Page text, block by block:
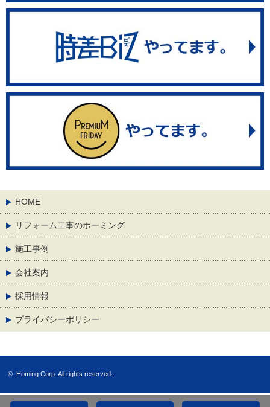
HOME
リフォーム工事のホーミング
施工事例
会社案内
採用情報
プライバシーポリシー
© Homing Corp. All rights reserved.